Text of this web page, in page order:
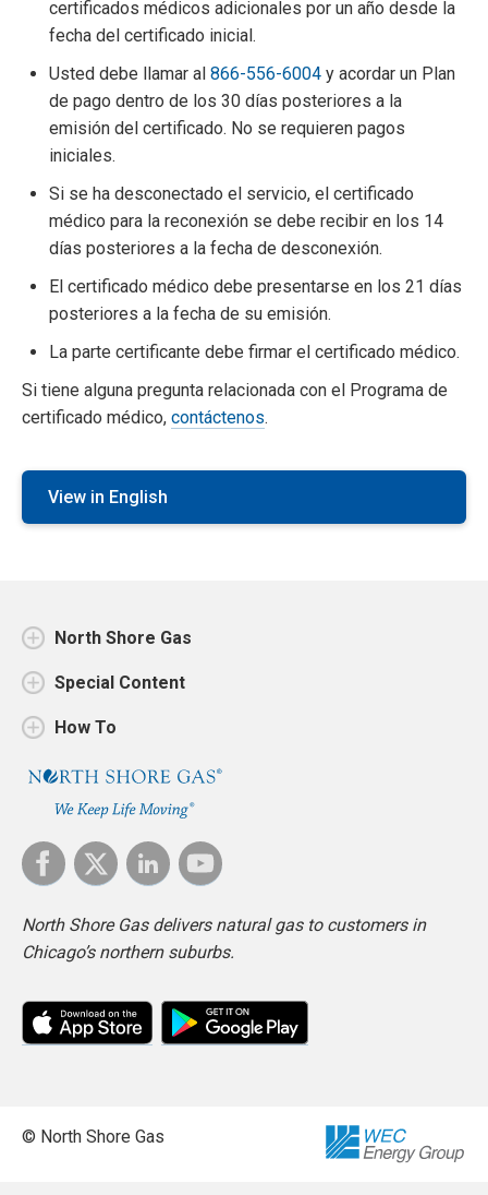
certificados médicos adicionales por un año desde la
fecha del certificado inicial.
Usted debe llamar al 866-556-6004 y acordar un Plan
de pago dentro de los 30 días posteriores a la
emisión del certificado. No se requieren pagos
iniciales.
Si se ha desconectado el servicio, el certificado
médico para la reconexión se debe recibir en los 14
días posteriores a la fecha de desconexión.
El certificado médico debe presentarse en los 21 días
posteriores a la fecha de su emisión.
La parte certificante debe firmar el certificado médico.
Si tiene alguna pregunta relacionada con el Programa de
certificado médico, contáctenos.
View in English
North Shore Gas
Special Content
How To
North Shore Gas delivers natural gas to customers in
Chicago’s northern suburbs.
© North Shore Gas